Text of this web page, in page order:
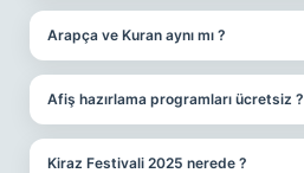
Arapça ve Kuran aynı mı ?
Afiş hazırlama programları ücretsiz ?
Kiraz Festivali 2025 nerede ?